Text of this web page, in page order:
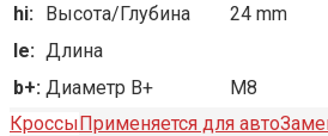
hi: Высота/Глубина
24 mm
le: Длина
b+: Диаметр B+
M8
КроссыПрименяется для авто